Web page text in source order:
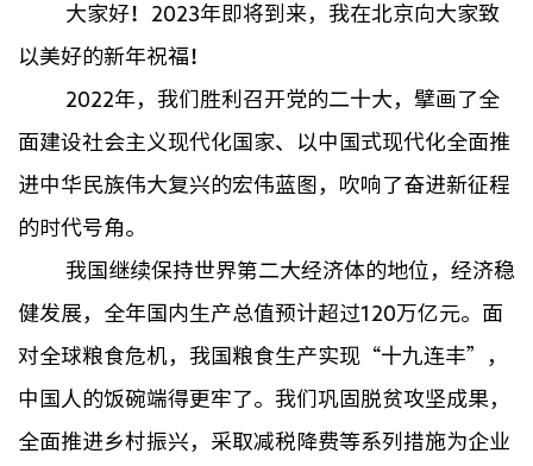
大家好！2023年即将到来，我在北京向大家致
以美好的新年祝福！
2022年，我们胜利召开党的二十大，擘画了全
面建设社会主义现代化国家、以中国式现代化全面推
进中华民族伟大复兴的宏伟蓝图，吹响了奋进新征程
的时代号角。
我国继续保持世界第二大经济体的地位，经济稳
健发展，全年国内生产总值预计超过120万亿元。面
对全球粮食危机，我国粮食生产实现“十九连丰”，
中国人的饭碗端得更牢了。我们巩固脱贫攻坚成果，
全面推进乡村振兴，采取减税降费等系列措施为企业